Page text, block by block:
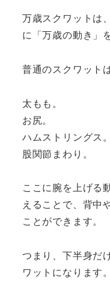
万歳スクワットは
に「万歳の動き」
普通のスクワット
太もも。
お尻。
ハムストリングス。
股関節まわり。
ここに腕を上げる
えることで、背中
ことができます。
つまり、下半身だ
ワットになります。